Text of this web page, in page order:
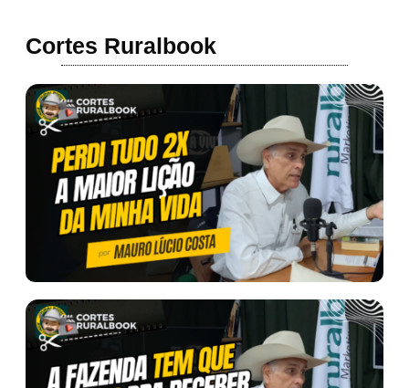
Cortes Ruralbook